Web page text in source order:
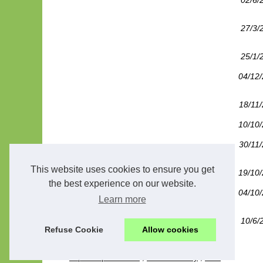
This website uses cookies to ensure you get
the best experience on our website.
Learn more
Refuse Cookie Allow cookies
27/3/
25/1/
04/
18/
10/
30/
19/
04/
10/6/